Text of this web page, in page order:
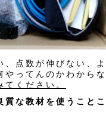
点数が伸びない、
やってんのかわから
てください。
質な教材を使うこと